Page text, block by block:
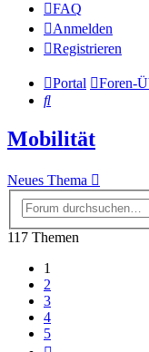
FAQ
Anmelden
Registrieren
Portal Foren-
Suche
Mobilität
Neues Thema
117 Themen
1
2
3
4
5